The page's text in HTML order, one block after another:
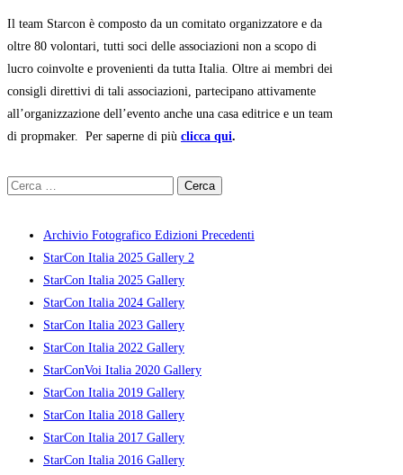
Il team Starcon è composto da un comitato organizzatore e da
oltre 80 volontari, tutti soci delle associazioni non a scopo di
lucro coinvolte e provenienti da tutta Italia. Oltre ai membri dei
consigli direttivi di tali associazioni, partecipano attivamente
all’organizzazione dell’evento anche una casa editrice e un team
di propmaker. Per saperne di più clicca qui.
Ricerca
Archivio Fotografico Edizioni Precedenti
StarCon Italia 2025 Gallery 2
StarCon Italia 2025 Gallery
StarCon Italia 2024 Gallery
StarCon Italia 2023 Gallery
StarCon Italia 2022 Gallery
StarConVoi Italia 2020 Gallery
StarCon Italia 2019 Gallery
StarCon Italia 2018 Gallery
StarCon Italia 2017 Gallery
StarCon Italia 2016 Gallery